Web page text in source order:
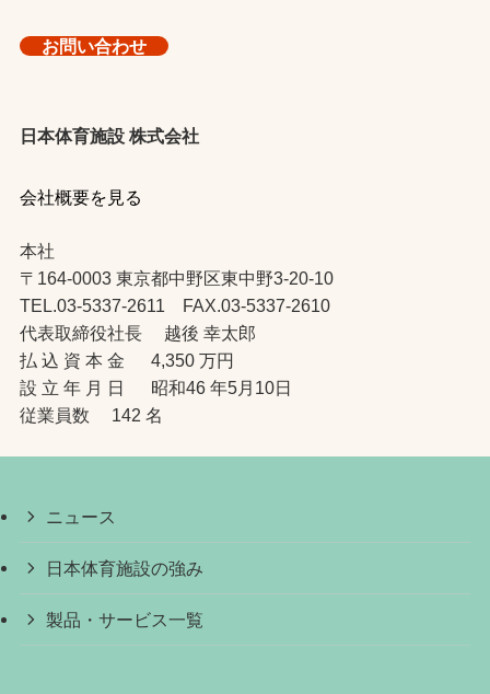
お問い合わせ
日本体育施設 株式会社
会社概要を見る
本社
〒164-0003 東京都中野区東中野3-20-10
TEL.03-5337-2611 FAX.03-5337-2610
代表取締役社長 越後 幸太郎
払 込 資 本 金 4,350 万円
設 立 年 月 日 昭和46 年5月10日
従業員数 142 名
ニュース
日本体育施設の強み
製品・サービス一覧